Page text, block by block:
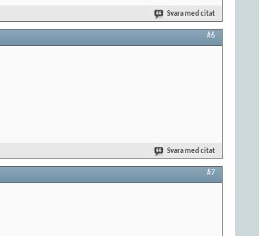
Svara med citat
#6
Svara med citat
#7